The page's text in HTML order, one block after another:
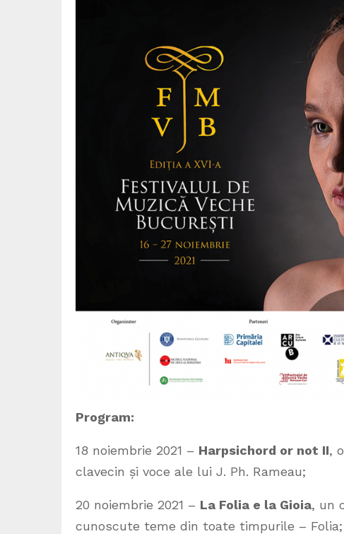
Program:
18 noiembrie 2021 – Harpsichord or not II,
clavecin și voce ale lui J. Ph. Rameau;
20 noiembrie 2021 – La Folia e la Gioia, un
cunoscute teme din toate timpurile – Folia;